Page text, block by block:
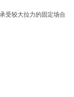
受较大拉力的固定场合